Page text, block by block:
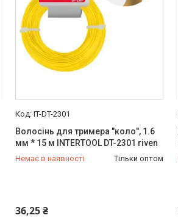
IT-DT-2301
Волосінь для тримера "коло", 1.6
мм * 15 м INTERTOOL DT-2301 riven
Немає в наявності Тільки оптом
36,25 ₴
+380 (99) 454-50-15